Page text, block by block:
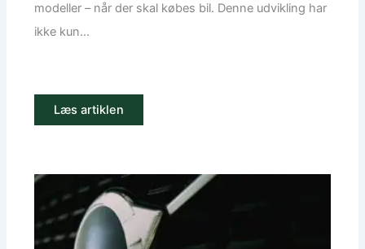
modeller – når der skal købes bil. Denne udvikling har
ikke kun...
Læs artiklen